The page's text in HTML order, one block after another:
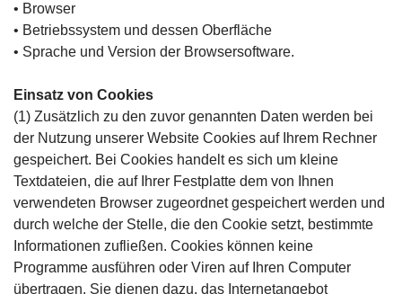
• Browser
• Betriebssystem und dessen Oberfläche
• Sprache und Version der Browsersoftware.
Einsatz von Cookies
(1) Zusätzlich zu den zuvor genannten Daten werden bei
der Nutzung unserer Website Cookies auf Ihrem Rechner
gespeichert. Bei Cookies handelt es sich um kleine
Textdateien, die auf Ihrer Festplatte dem von Ihnen
verwendeten Browser zugeordnet gespeichert werden und
durch welche der Stelle, die den Cookie setzt, bestimmte
Informationen zufließen. Cookies können keine
Programme ausführen oder Viren auf Ihren Computer
übertragen. Sie dienen dazu, das Internetangebot